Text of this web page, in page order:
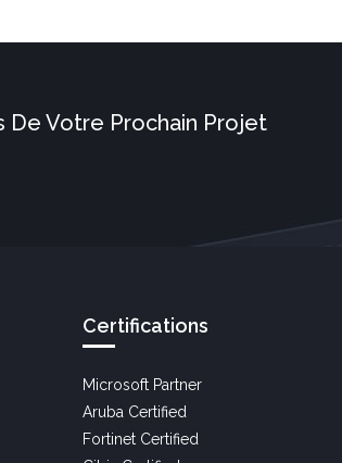
De Votre Prochain Projet
Certifications
Microsoft Partner
Aruba Certified
Fortinet Certified